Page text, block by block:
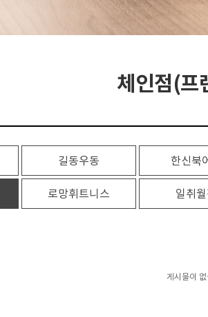
체인점(프
길동우동 한신북
로망휘트니스 일취
게시물이